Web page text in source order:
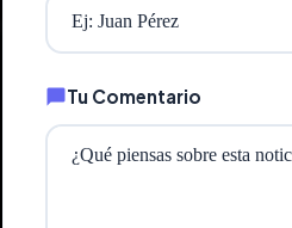
Tu Comentario